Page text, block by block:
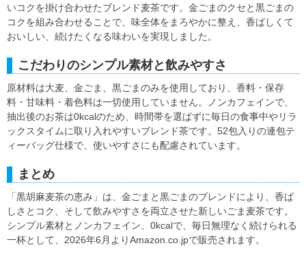
いコクを掛け合わせたブレンド麦茶です。金ごまのクセと黒ごまの
コクを組み合わせることで、味全体をまろやかに整え、香ばしくて
おいしい、続けたくなる味わいを実現しました。
こだわりのシンプル素材と飲みやすさ
原材料は大麦、金ごま、黒ごまのみを使用しており、香料・保存
料・甘味料・着色料は一切使用していません。ノンカフェインで、
抽出後のお茶は0kcalのため、時間帯を選ばずに毎日の食事中やリラ
ックスタイムに取り入れやすいブレンド茶です。52包入りの連包テ
ィーバッグ仕様で、使いやすさにも配慮されています。
まとめ
「黒胡麻麦茶の恵み」は、金ごまと黒ごまのブレンドにより、香ば
しさとコク、そして飲みやすさを両立させた新しいごま麦茶です。
シンプル素材とノンカフェイン、0kcalで、毎日無理なく続けられる
一杯として、2026年6月よりAmazon.co.jpで販売されます。